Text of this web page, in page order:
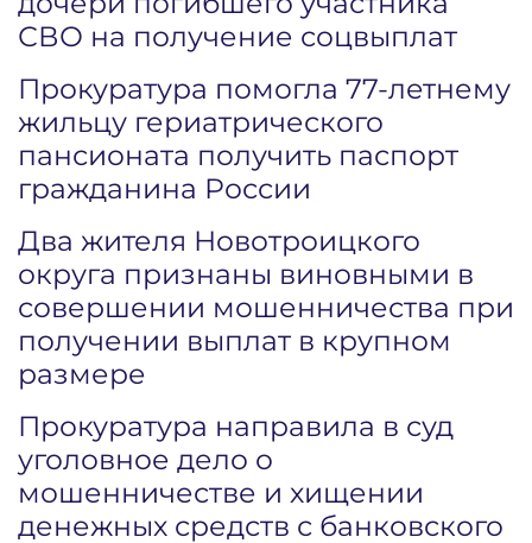
СВО на получение соцвыплат
Прокуратура помогла 77-летнему
жильцу гериатрического
пансионата получить паспорт
гражданина России
Два жителя Новотроицкого
округа признаны виновными в
совершении мошенничества при
получении выплат в крупном
размере
Прокуратура направила в суд
уголовное дело о
мошенничестве и хищении
денежных средств с банковского